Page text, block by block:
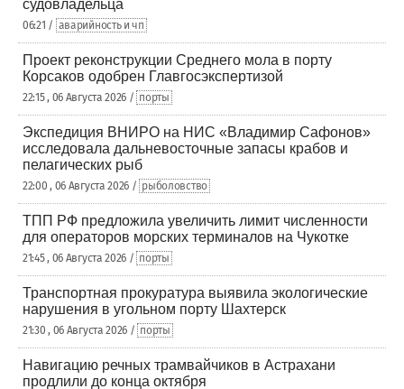
судовладельца
06:21 / аварийность и чп
Проект реконструкции Среднего мола в порту
Корсаков одобрен Главгосэкспертизой
22:15 , 06 Августа 2026 / порты
Экспедиция ВНИРО на НИС «Владимир Сафонов»
исследовала дальневосточные запасы крабов и
пелагических рыб
22:00 , 06 Августа 2026 / рыболовство
ТПП РФ предложила увеличить лимит численности
для операторов морских терминалов на Чукотке
21:45 , 06 Августа 2026 / порты
Транспортная прокуратура выявила экологические
нарушения в угольном порту Шахтерск
21:30 , 06 Августа 2026 / порты
Навигацию речных трамвайчиков в Астрахани
продлили до конца октября